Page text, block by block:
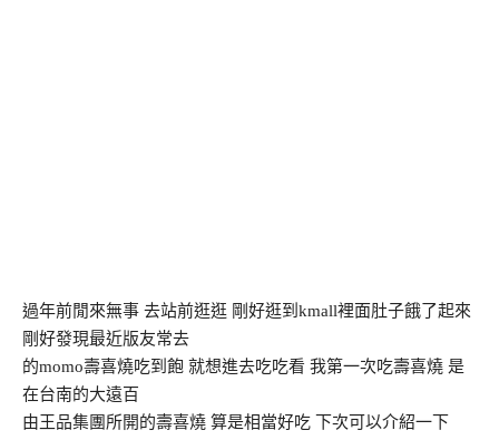
過年前閒來無事 去站前逛逛 剛好逛到kmall裡面肚子餓了起來
剛好發現最近版友常去
的momo壽喜燒吃到飽 就想進去吃吃看 我第一次吃壽喜燒 是
在台南的大遠百
由王品集團所開的壽喜燒 算是相當好吃 下次可以介紹一下